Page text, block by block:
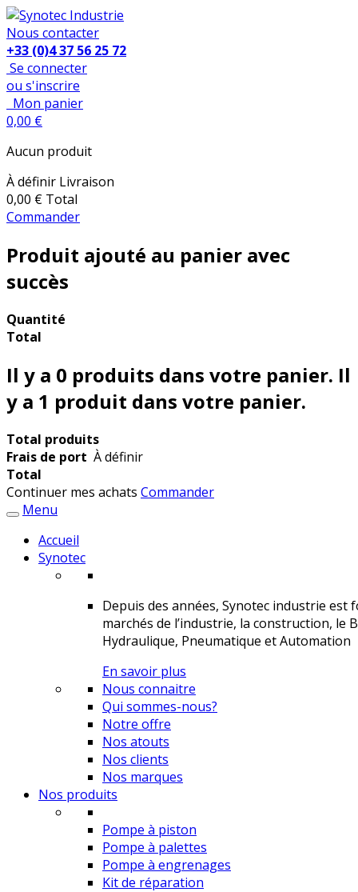
Nous contacter
+33 (0)4 37 56 25 72
Se connecter
ou s'inscrire
Mon panier
0,00 €
Aucun produit
À définir Livraison
0,00 € Total
Commander
Produit ajouté au panier avec
succès
Quantité
Total
Il y a 0 produits dans votre panier. Il
y a 1 produit dans votre panier.
Total produits
Frais de port À définir
Total
Continuer mes achats Commander
Menu
Accueil
Synotec
Depuis des années, Synotec industrie
marchés de l’industrie, la construction, le
Hydraulique, Pneumatique et Automation
En savoir plus
Nous connaitre
Qui sommes-nous?
Notre offre
Nos atouts
Nos clients
Nos marques
Nos produits
Pompe à piston
Pompe à palettes
Pompe à engrenages
Kit de réparation